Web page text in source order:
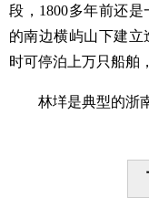
段，1800多年前还
的南边横屿山下建
时可停泊上万只船舶
林垟是典型的浙南